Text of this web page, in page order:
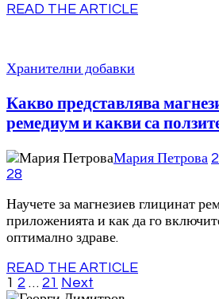
READ THE ARTICLE
Хранителни добавки
Какво представлява
ремедиум и какви са
Мария Петрова
28
Научете за магнезиев глицинат
приложенията и как да го
оптимално здраве.
READ THE ARTICLE
Разделяне
Page
1 Page
2 … Page
21 Next